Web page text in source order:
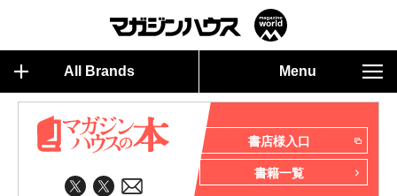
All Brands Menu
書店様入口
書籍一覧